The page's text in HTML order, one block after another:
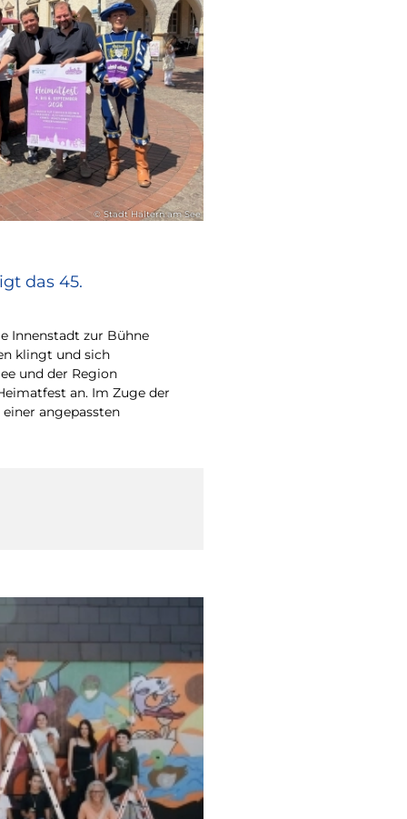
© Stadt Haltern am See
das 45.
Innenstadt zur Bühne
klingt und sich
und der Region
an. Im Zuge der
angepassten